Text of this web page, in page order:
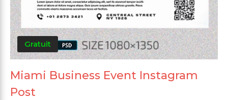
Gratuit
Miami Business Event Instagram
Post